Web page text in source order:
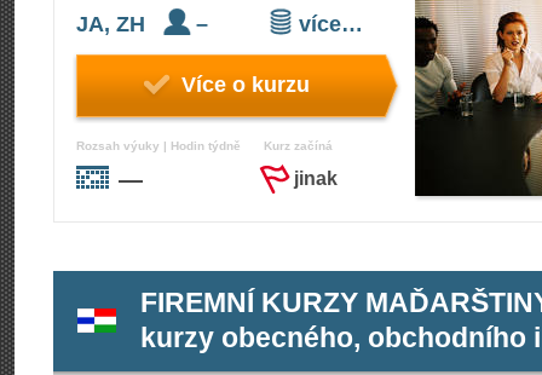
JA, ZH – více…
Více o kurzu
Rozsah výuky | Hodin týdně
—
Kurz začíná
jinak
FIREMNÍ KURZY
kurzy obecného, obchodního